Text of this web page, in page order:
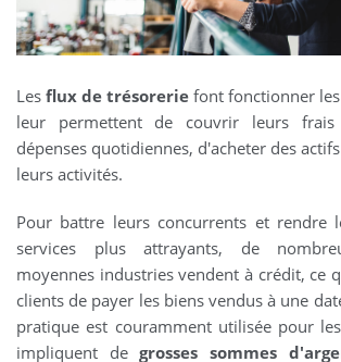
Les flux de trésorerie font fonctionner
leur permettent de couvrir leurs frais
dépenses quotidiennes, d'acheter des
leurs activités.
Pour battre leurs concurrents et rendre
services plus attrayants, de
moyennes industries vendent à crédit, ce
clients de payer les biens vendus à une
pratique est couramment utilisée pour
impliquent degrosses sommes